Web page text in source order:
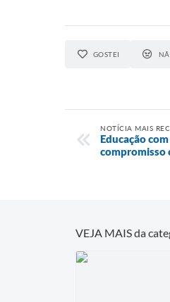
GOSTEI
NOTÍCIA MAIS
Educação
compromisso
VEJA MAIS da